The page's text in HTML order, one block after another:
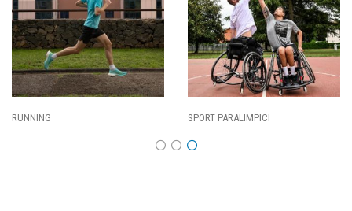
SPORT PARALIMPICI